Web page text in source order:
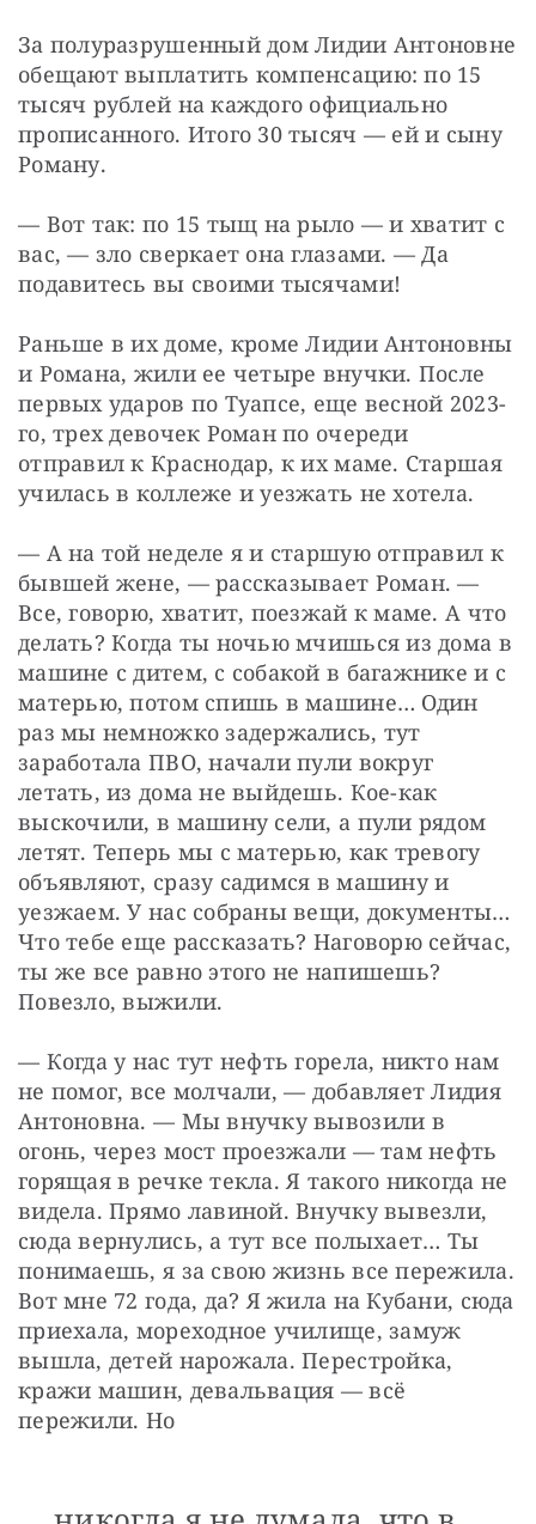
За полуразрушенный дом Лидии Антоновне
обещают выплатить компенсацию: по 15
тысяч рублей на каждого официально
прописанного. Итого 30 тысяч — ей и сыну
Роману.
— Вот так: по 15 тыщ на рыло — и хватит с
вас, — зло сверкает она глазами. — Да
подавитесь вы своими тысячами!
Раньше в их доме, кроме Лидии Антоновны
и Романа, жили ее четыре внучки. После
первых ударов по Туапсе, еще весной 2023-
го, трех девочек Роман по очереди
отправил к Краснодар, к их маме. Старшая
училась в коллеже и уезжать не хотела.
— А на той неделе я и старшую отправил к
бывшей жене, — рассказывает Роман. —
Все, говорю, хватит, поезжай к маме. А что
делать? Когда ты ночью мчишься из дома в
машине с дитем, с собакой в багажнике и с
матерью, потом спишь в машине… Один
раз мы немножко задержались, тут
заработала ПВО, начали пули вокруг
летать, из дома не выйдешь. Кое-как
выскочили, в машину сели, а пули рядом
летят. Теперь мы с матерью, как тревогу
объявляют, сразу садимся в машину и
уезжаем. У нас собраны вещи, документы…
Что тебе еще рассказать? Наговорю сейчас,
ты же все равно этого не напишешь?
Повезло, выжили.
— Когда у нас тут нефть горела, никто нам
не помог, все молчали, — добавляет Лидия
Антоновна. — Мы внучку вывозили в
огонь, через мост проезжали — там нефть
горящая в речке текла. Я такого никогда не
видела. Прямо лавиной. Внучку вывезли,
сюда вернулись, а тут все полыхает… Ты
понимаешь, я за свою жизнь все пережила.
Вот мне 72 года, да? Я жила на Кубани, сюда
приехала, мореходное училище, замуж
вышла, детей нарожала. Перестройка,
кражи машин, девальвация — всё
пережили. Но